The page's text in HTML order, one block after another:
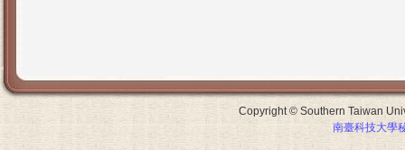
Copyright © Southern Taiwan
南臺科技大學